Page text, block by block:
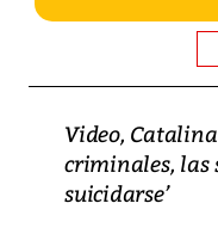
Video,
criminales, las
suicidarse’